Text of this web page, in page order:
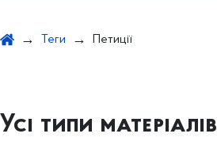
Теги Петиції
Усі типи матеріалів